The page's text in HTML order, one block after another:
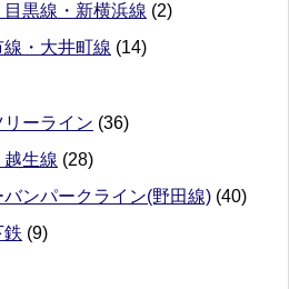
黒線・新横浜線 (2)
線・大井町線 (14)
リーライン (36)
生線 (28)
ンパークライン(野田線) (40)
鉄 (9)